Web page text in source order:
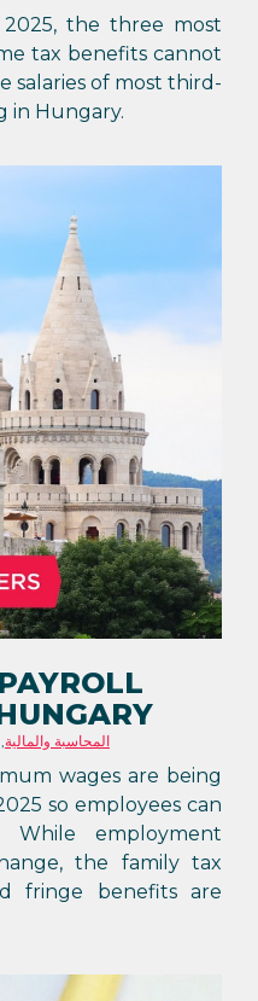
the three most
tax benefits cannot
salaries of most third-
in Hungary.
المحاسبة والمالية,
wages are being
so employees can
While employment
the family tax
fringe benefits are